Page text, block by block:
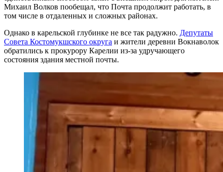
Михаил Волков пообещал, что Почта продолжит работать, в
том числе в отдаленных и сложных районах.
Однако в карельской глубинке не все так радужно. Депутаты
Совета Костомукшского округа и жители деревни Вокнаволок
обратились к прокурору Карелии из-за удручающего
состояния здания местной почты.